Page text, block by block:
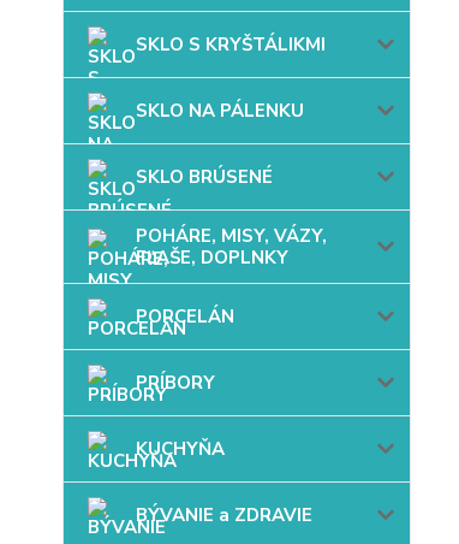
SKLO S KRYŠTÁLIKMI
SKLO NA PÁLENKU
SKLO BRÚSENÉ
POHÁRE, MISY, VÁZY,
FĽAŠE, DOPLNKY
PORCELÁN
PRÍBORY
KUCHYŇA
BÝVANIE a ZDRAVIE